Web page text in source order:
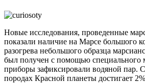
Новые исследования, проведенные
показали наличие на Марсе большого
разогрева небольшого образца
был получен с помощью специального
приборы зафиксировали водяной пар.
породах Красной планеты достигает